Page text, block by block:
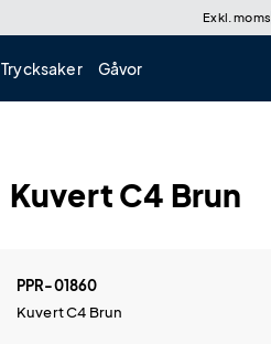
Exkl. moms
Trycksaker Gåvor
Kuvert C4 Brun
PPR-01860
Kuvert C4 Brun